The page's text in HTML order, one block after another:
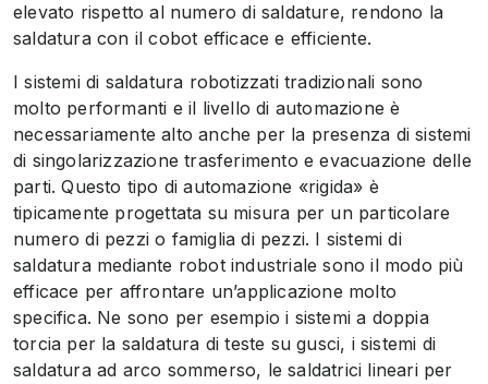
elevato rispetto al numero di saldature, rendono la
saldatura con il cobot efficace e efficiente.
I sistemi di saldatura robotizzati tradizionali sono
molto performanti e il livello di automazione è
necessariamente alto anche per la presenza di sistemi
di singolarizzazione trasferimento e evacuazione delle
parti. Questo tipo di automazione «rigida» è
tipicamente progettata su misura per un particolare
numero di pezzi o famiglia di pezzi. I sistemi di
saldatura mediante robot industriale sono il modo più
efficace per affrontare un’applicazione molto
specifica. Ne sono per esempio i sistemi a doppia
torcia per la saldatura di teste su gusci, i sistemi di
saldatura ad arco sommerso, le saldatrici lineari per